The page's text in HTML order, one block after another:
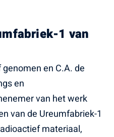
1 van
en C.A. de
en
van het werk
van de Ureumfabriek-1
materiaal,